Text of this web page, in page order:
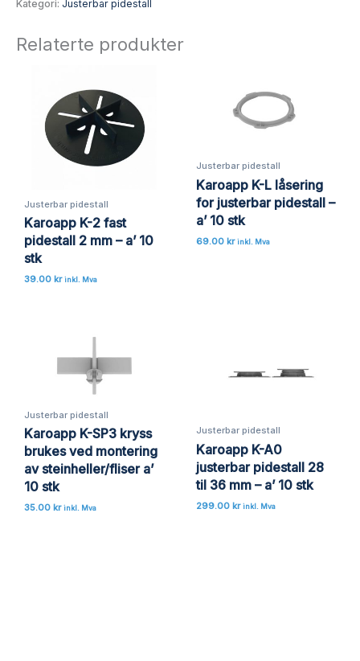
Kategori: Justerbar pidestall
Relaterte produkter
Justerbar pidestall
Karoapp K-2 fast
pidestall 2 mm – a’ 10
stk
39.00 kr inkl. Mva
Justerbar pidestall
Karoapp K-L låsering
for justerbar pidestall –
a’ 10 stk
69.00 kr inkl. Mva
Justerbar pidestall
Karoapp K-SP3 kryss
brukes ved montering
av steinheller/fliser a’
10 stk
35.00 kr inkl. Mva
Justerbar pidestall
Karoapp K-A0
justerbar pidestall 28
til 36 mm – a’ 10 stk
299.00 kr inkl. Mva